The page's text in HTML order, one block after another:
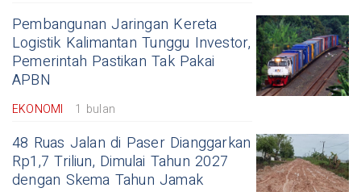
Pembangunan Jaringan Kereta
Logistik Kalimantan Tunggu Investor,
Pemerintah Pastikan Tak Pakai
APBN
EKONOMI 1 bulan
48 Ruas Jalan di Paser Dianggarkan
Rp1,7 Triliun, Dimulai Tahun 2027
dengan Skema Tahun Jamak